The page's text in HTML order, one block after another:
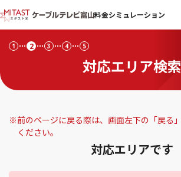
料金シミュレーション
対応エリア検索
1 2 3 4 5
※前のページに戻る際は、画面左下の「戻る
ください。
対応エリアです